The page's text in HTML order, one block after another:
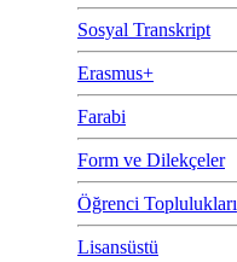
Sosyal Transkript
Erasmus+
Farabi
Form ve Dilekçeler
Öğrenci Toplulukları
Lisansüstü